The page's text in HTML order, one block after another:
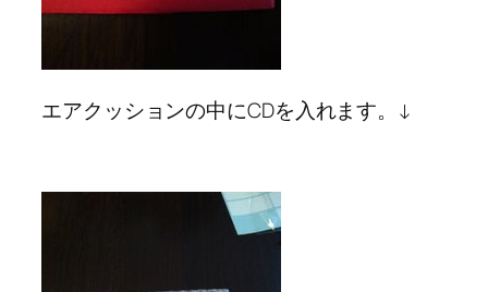
エアクッションの中にCDを入れます。↓